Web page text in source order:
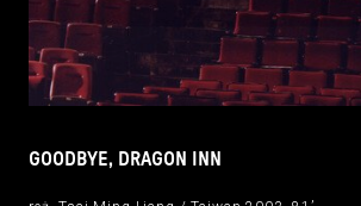
GOODBYE, DRAGON INN